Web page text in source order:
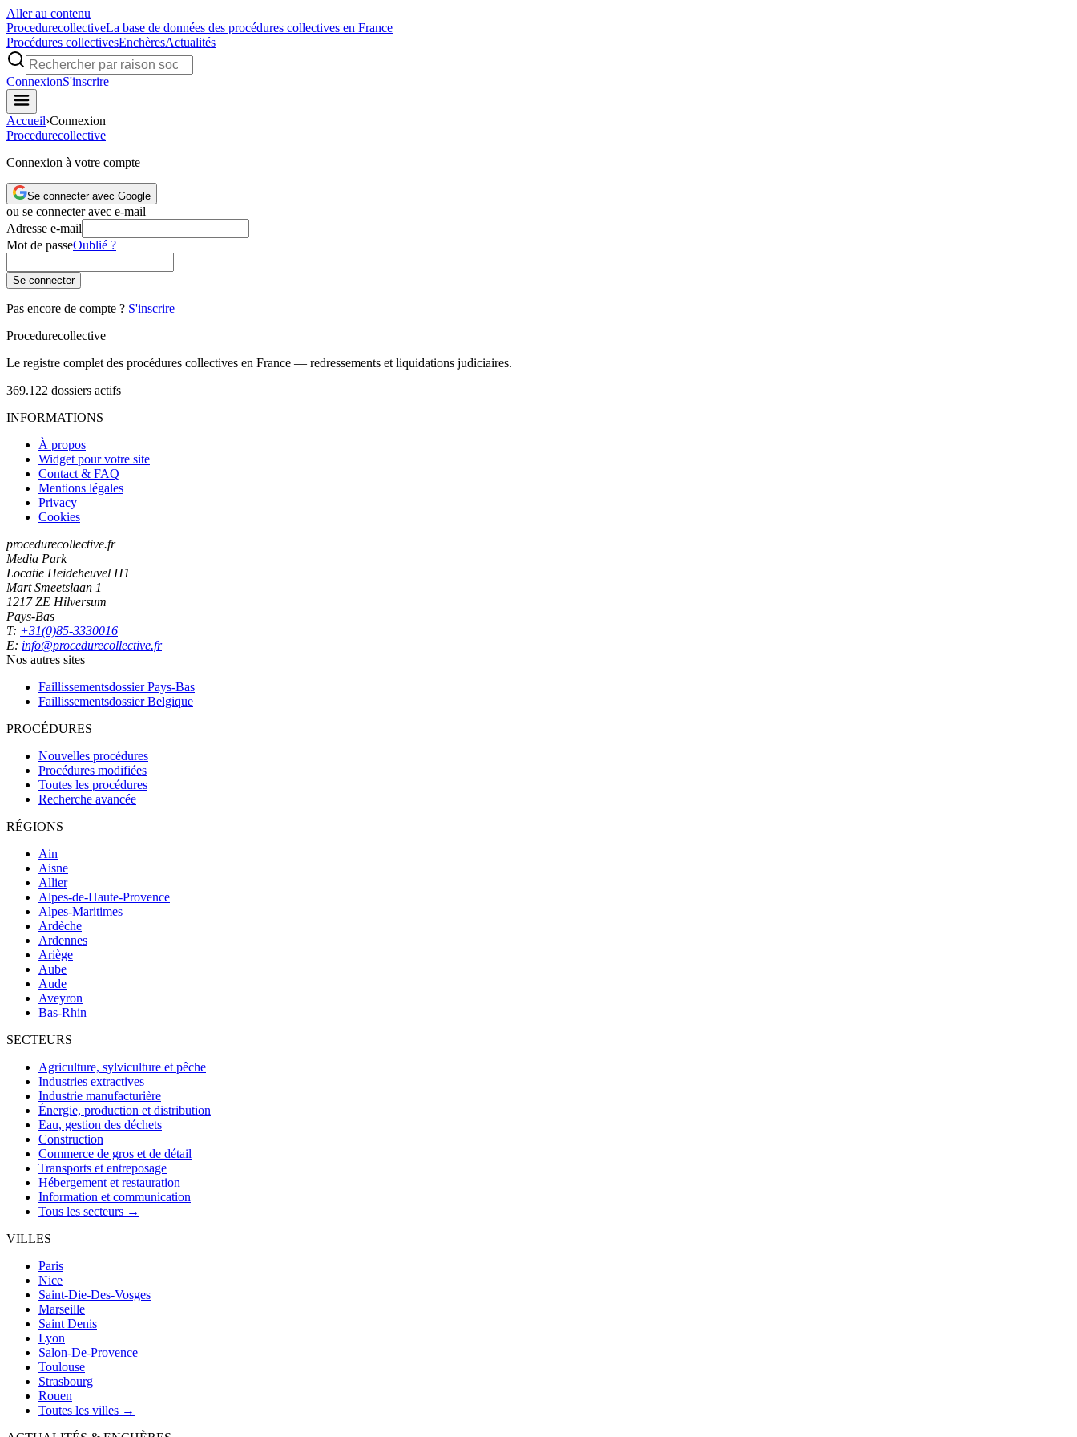
Aller au contenu
ProcedurecollectiveLa base de données des procédures collectives en France
Procédures collectivesEnchèresActualités
ConnexionS'inscrire
Accueil›Connexion
Procedurecollective
Connexion à votre compte
Se connecter avec Google
ou se connecter avec e-mail
Adresse e-mail
Mot de passeOublié ?
Se connecter
Pas encore de compte ? S'inscrire
Procedurecollective
Le registre complet des procédures collectives en France — redressements et liquidations judiciaires.
369.122 dossiers actifs
INFORMATIONS
À propos
Widget pour votre site
Contact & FAQ
Mentions légales
Privacy
Cookies
procedurecollective.fr
Media Park
Locatie Heideheuvel H1
Mart Smeetslaan 1
1217 ZE Hilversum
Pays-Bas
T: +31(0)85-3330016
E: info@procedurecollective.fr
Nos autres sites
Faillissementsdossier Pays-Bas
Faillissementsdossier Belgique
PROCÉDURES
Nouvelles procédures
Procédures modifiées
Toutes les procédures
Recherche avancée
RÉGIONS
Ain
Aisne
Allier
Alpes-de-Haute-Provence
Alpes-Maritimes
Ardèche
Ardennes
Ariège
Aube
Aude
Aveyron
Bas-Rhin
SECTEURS
Agriculture, sylviculture et pêche
Industries extractives
Industrie manufacturière
Énergie, production et distribution
Eau, gestion des déchets
Construction
Commerce de gros et de détail
Transports et entreposage
Hébergement et restauration
Information et communication
Tous les secteurs →
VILLES
Paris
Nice
Saint-Die-Des-Vosges
Marseille
Saint Denis
Lyon
Salon-De-Provence
Toulouse
Strasbourg
Rouen
Toutes les villes →